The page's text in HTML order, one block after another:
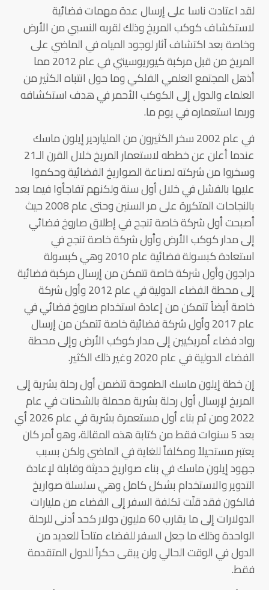
لقد اعتادت ناسا على إرسال عدة مهمات فضائية
لاستكشاف كوكب المريخ وذلك لقربه النسبي من الأرض
وخاصة بعد اكتشاف آثار لوجود المياه في الماضي على
المريخ من قبل مركبة كيوريوسيتي في عام 2012 مما
أذهل المجتمع العلمي الفلكي وما حول انتباه الكثير من
العلماء والدول إلى الكوكب الأحمر في هدف استكشافه
وربما استعماره في يوم ما.
في عام 2002 سخر الكثيرون من الملياردير إيلون ماسك
عندما أعلن عن خططه لاستعمار المريخ خلال القرن الـ21
وسخروا من شركته لصناعة الصواريخ الفضائية وحكموا
عليها بالفشل في خلال أول سنة ولكنهم تفاجأوا فيما بعد
بالنجاحات المتكررة على مر السنين وحتى عام 2008 حيث
أصبحت أول شركة خاصة تنجح في إطلاق صاروخ فضائي
إلى مدار كوكب الأرض وأول شركة خاصة تنجح في
استعادة كبسولة فضائية عام 2010 وهي كبسولة
دراجون وأول شركة خاصة تتمكن من إرسال مركبة فضائية
إلى محطة الفضاء الدولية في عام 2012 وأول شركة
خاصة أيضاً تتمكن من إعادة استخدام صاروخ فضائي في
عام 2017 وأول شركة فضائية خاصة تتمكن من إرسال
رواد فضاء أمريكيين إلى مدار كوكب الأرض وإلى محطة
الفضاء الدولية في عام 2020 وغير ذلك الكثير.
إن خطة إيلون ماسك الطموحة تتضمن أول رحلة بشرية إلى
المريخ لإرسال أول رحلة بشرية محملة بالشحنات في عام
2022 ومن ثم بناء أول مستعمرة بشرية في عام 2026 أي
بعد 5 سنوات فقط من كتابة هذه المقالة، وهو أمر كان
يعتبر مستحيلاً ومكلفاً للغاية في الماضي ولكن بسبب
جهود إيلون ماسك في بناء صواريخ حديثة وقابلة لإعادة
التدوير والاستخدام بشكل كامل وهي سلسلة صواريخ
فالكون فقد قلّت تكلفة السفر إلى الفضاء من مليارات
الدولارات إلى ما يقارب 60 مليون دولار كحد أدنى للرحلة
الواحدة وذلك ما جعل السفر للفضاء متاحاً للعديد من
الدول في الوقت الحالي ولن يبقى حكراً للدول المتقدمة
فقط.